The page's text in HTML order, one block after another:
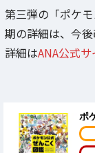
第三弾の「ポケ
期の詳細は、今後
詳細はANA公式サ
ポ